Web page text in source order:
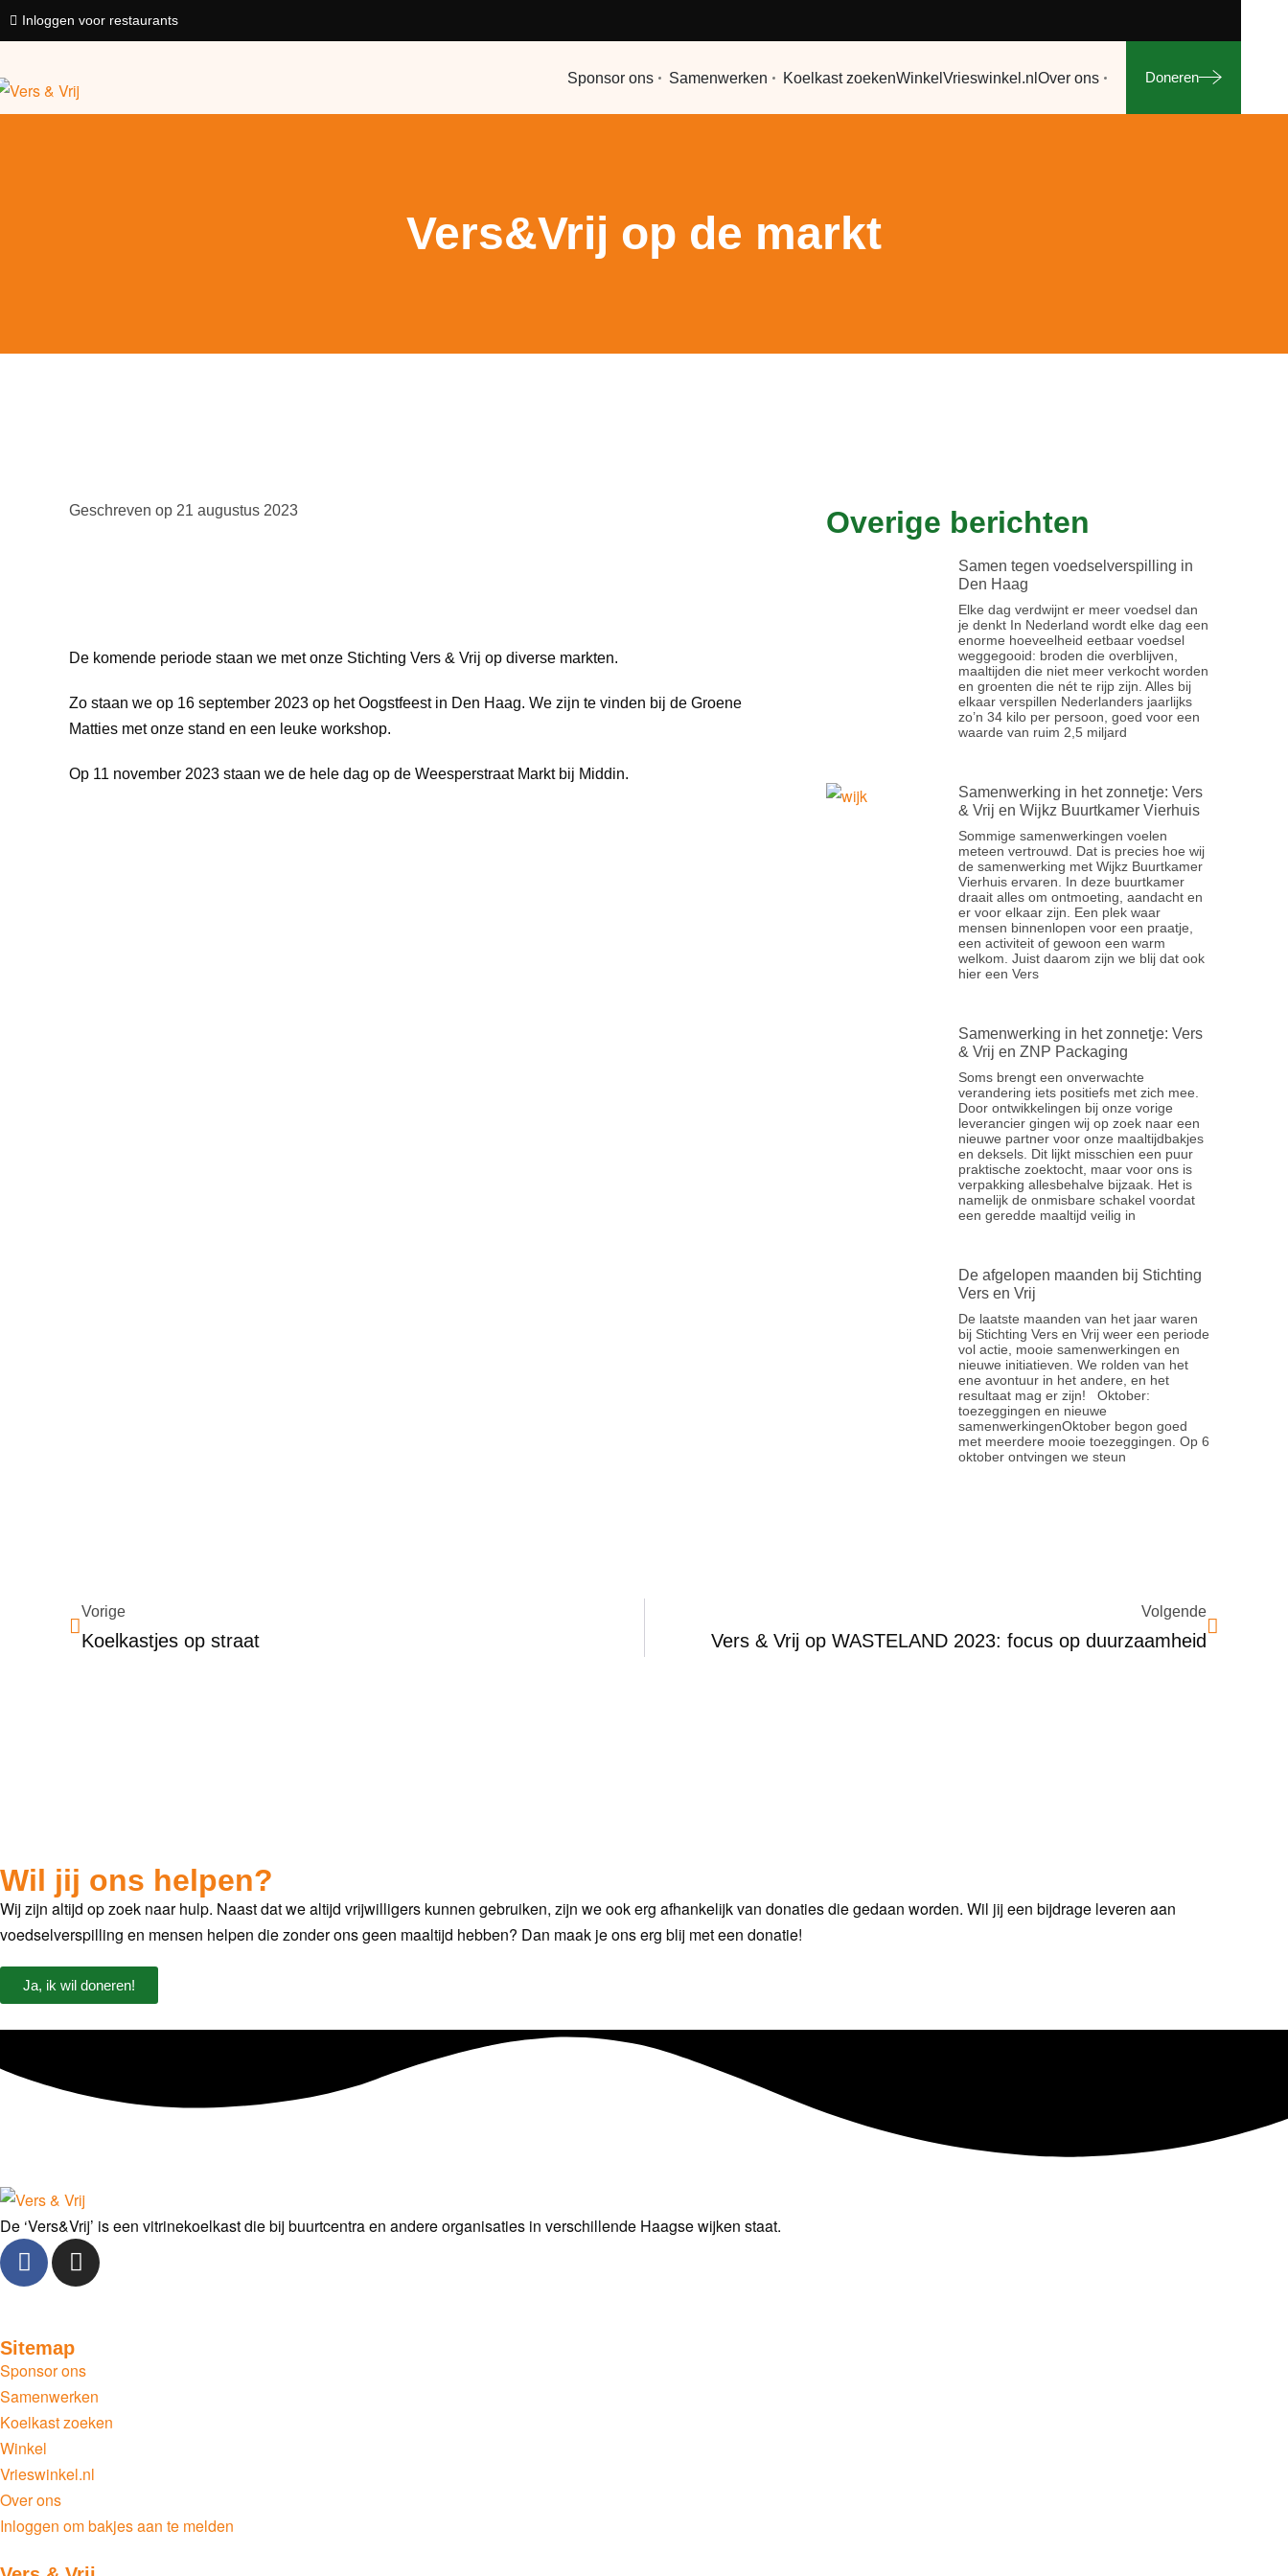
Inloggen voor restaurants
Sponsor ons Samenwerken Koelkast zoekenWinkel Vrieswinkel.nl Over ons Doneren
Vers&Vrij op de markt
Geschreven op 21 augustus 2023
De komende periode staan we met onze Stichting Vers & Vrij op diverse markten.
Zo staan we op 16 september 2023 op het Oogstfeest in Den Haag. We zijn te vinden bij de Groene
Matties met onze stand en een leuke workshop.
Op 11 november 2023 staan we de hele dag op de Weesperstraat Markt bij Middin.
Overige berichten
Samen tegen voedselverspilling in
Den Haag
Elke dag verdwijnt er meer voedsel dan
je denkt In Nederland wordt elke dag een
enorme hoeveelheid eetbaar voedsel
weggegooid: broden die overblijven,
maaltijden die niet meer verkocht worden
en groenten die nét te rijp zijn. Alles bij
elkaar verspillen Nederlanders jaarlijks
zo’n 34 kilo per persoon, goed voor een
waarde van ruim 2,5 miljard
Samenwerking in het zonnetje: Vers
& Vrij en Wijkz Buurtkamer Vierhuis
Sommige samenwerkingen voelen
meteen vertrouwd. Dat is precies hoe wij
de samenwerking met Wijkz Buurtkamer
Vierhuis ervaren. In deze buurtkamer
draait alles om ontmoeting, aandacht en
er voor elkaar zijn. Een plek waar
mensen binnenlopen voor een praatje,
een activiteit of gewoon een warm
welkom. Juist daarom zijn we blij dat ook
hier een Vers
Samenwerking in het zonnetje: Vers
& Vrij en ZNP Packaging
Soms brengt een onverwachte
verandering iets positiefs met zich mee.
Door ontwikkelingen bij onze vorige
leverancier gingen wij op zoek naar een
nieuwe partner voor onze maaltijdbakjes
en deksels. Dit lijkt misschien een puur
praktische zoektocht, maar voor ons is
verpakking allesbehalve bijzaak. Het is
namelijk de onmisbare schakel voordat
een geredde maaltijd veilig in
De afgelopen maanden bij Stichting
Vers en Vrij
De laatste maanden van het jaar waren
bij Stichting Vers en Vrij weer een periode
vol actie, mooie samenwerkingen en
nieuwe initiatieven. We rolden van het
ene avontuur in het andere, en het
resultaat mag er zijn! Oktober:
toezeggingen en nieuwe
samenwerkingenOktober begon goed
met meerdere mooie toezeggingen. Op 6
oktober ontvingen we steun
Vorige
Koelkastjes op straat
Volgende
Vers & Vrij op WASTELAND 2023: focus op duurzaamheid
Wil jij ons helpen?
Wij zijn altijd op zoek naar hulp. Naast dat we altijd vrijwilligers kunnen gebruiken, zijn we ook erg afhankelijk van donaties die gedaan worden. Wil jij een bijdrage leveren aan
voedselverspilling en mensen helpen die zonder ons geen maaltijd hebben? Dan maak je ons erg blij met een donatie!
Ja, ik wil doneren!
De ‘Vers&Vrij’ is een vitrinekoelkast die bij buurtcentra en andere organisaties in verschillende Haagse wijken staat.
Sitemap
Sponsor ons
Samenwerken
Koelkast zoeken
Winkel
Vrieswinkel.nl
Over ons
Inloggen om bakjes aan te melden